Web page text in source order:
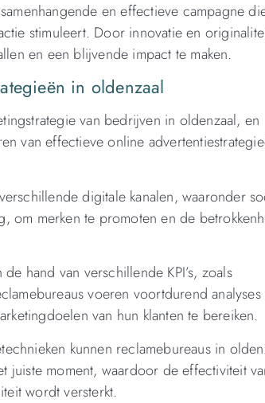
en effectieve campagne
stimuleert. Door innovatie en
en een blijvende impact te maken.
in oldenzaal
van bedrijven in oldenzaal, en
van effectieve online
digitale kanalen, waaronder
om merken te promoten en de
hand van verschillende KPI’s, zoals
voeren voortdurend analyses
van hun klanten te bereiken.
kunnen reclamebureaus in
moment, waardoor de effectiviteit
wordt versterkt.